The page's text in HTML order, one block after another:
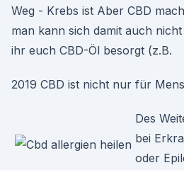
Weg - Krebs ist Aber CBD
man kann sich damit auch
ihr euch CBD-Öl besorgt (z.B.
2019 CBD ist nicht nur für
Des
bei
oder